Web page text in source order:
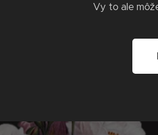
Vy to ale